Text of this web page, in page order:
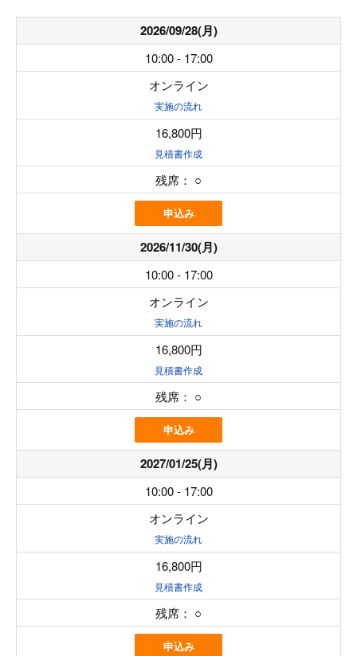
2026/09/28(月)
10:00 - 17:00
オンライン
実施の流れ
16,800円
見積書作成
残席： ○
申込み
2026/11/30(月)
10:00 - 17:00
オンライン
実施の流れ
16,800円
見積書作成
残席： ○
申込み
2027/01/25(月)
10:00 - 17:00
オンライン
実施の流れ
16,800円
見積書作成
残席： ○
申込み